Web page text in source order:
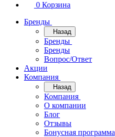
0 Корзина
Бренды
Назад
Бренды
Бренды
Вопрос/Ответ
Акции
Компания
Назад
Компания
О компании
Блог
Отзывы
Бонусная программа